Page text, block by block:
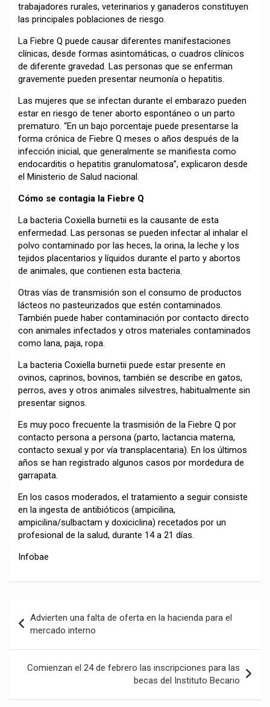
trabajadores rurales, veterinarios y ganaderos constituyen
las principales poblaciones de riesgo.
La Fiebre Q puede causar diferentes manifestaciones
clínicas, desde formas asintomáticas, o cuadros clínicos
de diferente gravedad. Las personas que se enferman
gravemente pueden presentar neumonía o hepatitis.
Las mujeres que se infectan durante el embarazo pueden
estar en riesgo de tener aborto espontáneo o un parto
prematuro. “En un bajo porcentaje puede presentarse la
forma crónica de Fiebre Q meses o años después de la
infección inicial, que generalmente se manifiesta como
endocarditis o hepatitis granulomatosa”, explicaron desde
el Ministerio de Salud nacional.
Cómo se contagia la Fiebre Q
La bacteria Coxiella burnetii es la causante de esta
enfermedad. Las personas se pueden infectar al inhalar el
polvo contaminado por las heces, la orina, la leche y los
tejidos placentarios y líquidos durante el parto y abortos
de animales, que contienen esta bacteria.
Otras vías de transmisión son el consumo de productos
lácteos no pasteurizados que estén contaminados.
También puede haber contaminación por contacto directo
con animales infectados y otros materiales contaminados
como lana, paja, ropa.
La bacteria Coxiella burnetii puede estar presente en
ovinos, caprinos, bovinos, también se describe en gatos,
perros, aves y otros animales silvestres, habitualmente sin
presentar signos.
Es muy poco frecuente la trasmisión de la Fiebre Q por
contacto persona a persona (parto, lactancia materna,
contacto sexual y por vía transplacentaria). En los últimos
años se han registrado algunos casos por mordedura de
garrapata.
En los casos moderados, el tratamiento a seguir consiste
en la ingesta de antibióticos (ampicilina,
ampicilina/sulbactam y doxiciclina) recetados por un
profesional de la salud, durante 14 a 21 días.
Infobae
de
entradas
Advierten una falta de oferta en la hacienda para el
mercado interno
Comienzan el 24 de febrero las inscripciones para las
becas del Instituto Becario